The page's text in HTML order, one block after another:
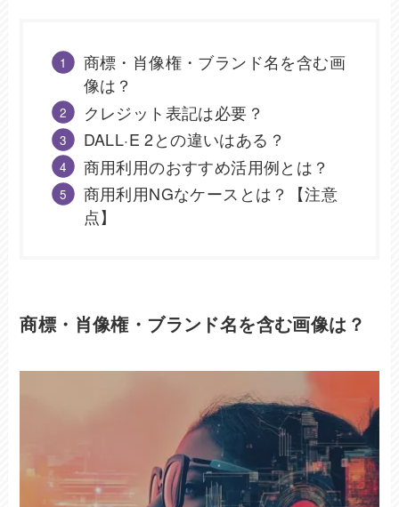
商標・肖像権・ブランド名を含む画
像は？
クレジット表記は必要？
DALL·E 2との違いはある？
商用利用のおすすめ活用例とは？
商用利用NGなケースとは？【注意
点】
商標・肖像権・ブランド名を含む画像は？